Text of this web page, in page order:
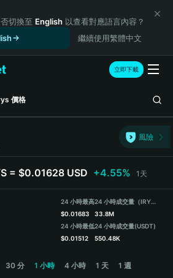
切換至 English 以查看對應語言內容？
繼續使用繁體中文
立即下載
價格
風險
= $0.01628 USD +4.55% 1天
24 小時最高
$0.01683
24 小時最低
$0.01512
24 小時成交量（IRYS）
33.8M
24 小時成交量(USDT)
550.48K
30 分 1 小時 4 小時 1 天 1 週